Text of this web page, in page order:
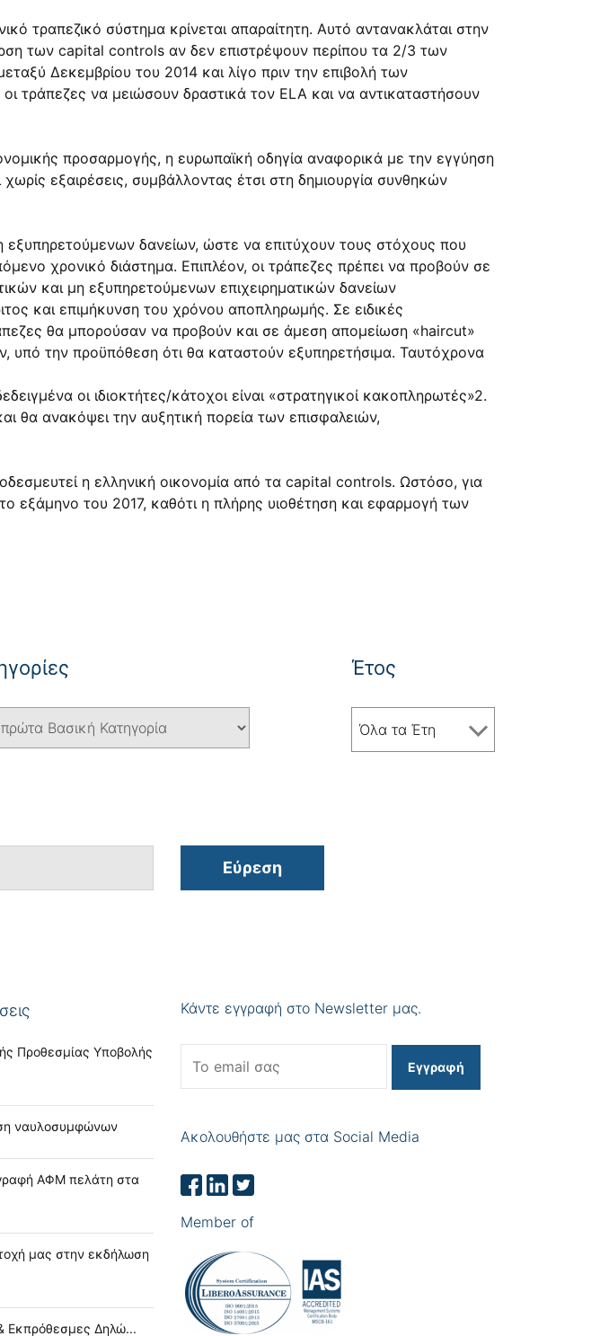
τραπεζικό σύστημα κρίνεται απαραίτητη. Αυτό αντανακλάται στην
των capital controls αν δεν επιστρέψουν περίπου τα 2/3 των
Δεκεμβρίου του 2014 και λίγο πριν την επιβολή των
τράπεζες να μειώσουν δραστικά τον ELA και να αντικαταστήσουν
προσαρμογής, η ευρωπαϊκή οδηγία αναφορικά με την εγγύηση
εξαιρέσεις, συμβάλλοντας έτσι στη δημιουργία συνθηκών
δανείων, ώστε να επιτύχουν τους στόχους που
χρονικό διάστημα. Επιπλέον, οι τράπεζες πρέπει να προβούν σε
και μη εξυπηρετούμενων επιχειρηματικών δανείων
και επιμήκυνση του χρόνου αποπληρωμής. Σε ειδικές
θα μπορούσαν να προβούν και σε άμεση απομείωση «haircut»
την προϋπόθεση ότι θα καταστούν εξυπηρετήσιμα. Ταυτόχρονα
οι ιδιοκτήτες/κάτοχοι είναι «στρατηγικοί κακοπληρωτές»2.
θα ανακόψει την αυξητική πορεία των επισφαλειών,
η ελληνική οικονομία από τα capital controls. Ωστόσο, για
εξάμηνο του 2017, καθότι η πλήρης υιοθέτηση και εφαρμογή των
Έτος
Όλα τα Έτη
Εύρεση
Προθεσμίας Υποβολής
ναυλοσυμφώνων
ΑΦΜ πελάτη στα
μας στην εκδήλωση
Εκπρόθεσμες Δηλώ...
Κάντε εγγραφή στο Newsletter μας.
Εγγραφή
Ακολουθήστε μας στα Social Media
Member of